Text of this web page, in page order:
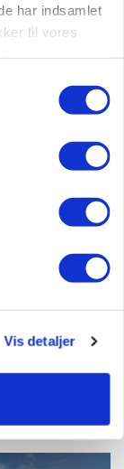
har indsamlet
til vores
Vis detaljer
hos